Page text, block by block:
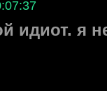
идиот. я